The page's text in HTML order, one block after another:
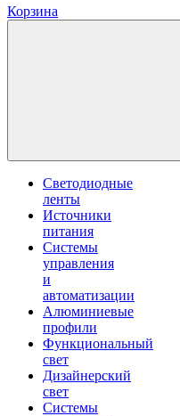
Корзина
Светодиодные
ленты
Источники
питания
Системы
управления
и
автоматизации
Алюминиевые
профили
Функциональный
свет
Дизайнерский
свет
Системы